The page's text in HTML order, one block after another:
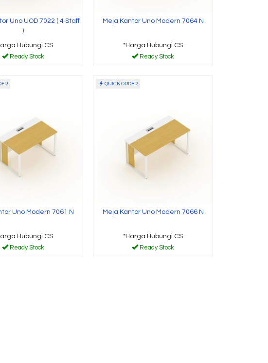
Uno UOD 7022 ( 4 Staff
)
Hubungi CS
Ready Stock
Meja Kantor Uno Modern 7064 N
*Harga Hubungi CS
Ready Stock
Uno Modern 7061 N
Hubungi CS
Ready Stock
QUICK ORDER
Meja Kantor Uno Modern 7066 N
*Harga Hubungi CS
Ready Stock